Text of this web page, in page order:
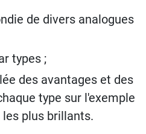
de divers analogues
types ;
des avantages et des
type sur l'exemple
plus brillants.